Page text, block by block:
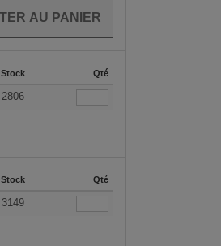
Stock Qté
2806
Stock Qté
3149